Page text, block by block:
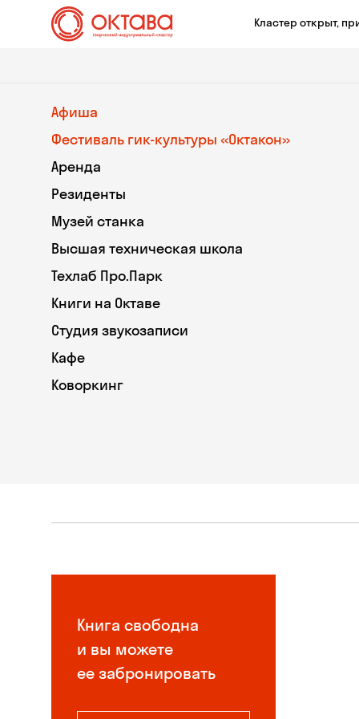
Кластер открыт,
Афиша
Фестиваль гик-культуры «Октакон»
Аренда
Резиденты
Музей станка
Высшая техническая школа
Техлаб Про.Парк
Книги на Октаве
Студия звукозаписи
Кафе
Коворкинг
Книга свободна
и вы можете
ее забронировать